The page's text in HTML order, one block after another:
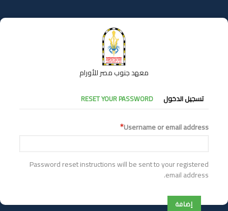
إلى
المحتوى
معهد جنوب مصر للأورام
التبويبات
الأساسية
تسجيل الدخول RESET YOUR PASSWORD
Username or email address
Password reset instructions will be sent to your registered
email address.